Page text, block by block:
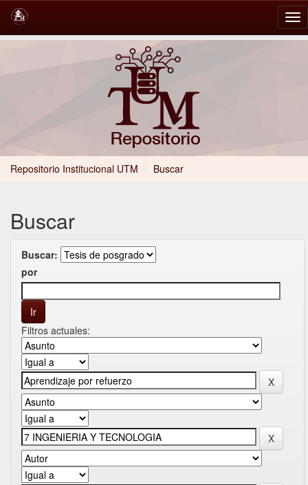
Repositorio Institucional UTM / Buscar
Buscar
Buscar:
por
Filtros actuales: